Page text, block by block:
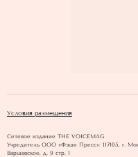
Условия размещения
Сетевое издание THE VOICEMAG
Учредитель ООО «Фэшн Пресс»: 117105, г.
Варшавское, д. 9 стр. 1